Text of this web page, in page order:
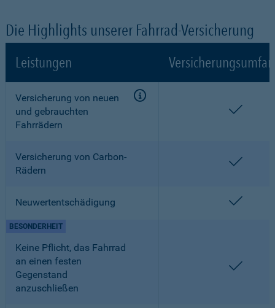
Die Highlights unserer Fahrrad-Versicherung
Leistungen
Versicherung von neuen
und gebrauchten
Fahrrädern
Versicherung von Carbon-
Rädern
Neuwertentschädigung
Keine Pflicht, das Fahrrad
an einen festen
Gegenstand
anzuschließen
BESONDERHEIT